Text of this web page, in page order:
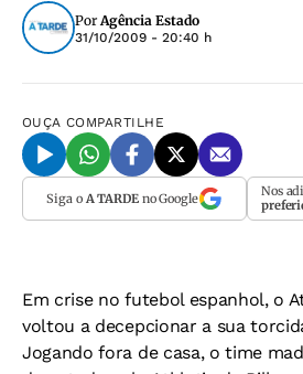
PorAgência Estado
31/10/2009 - 20:40 h
OUÇA COMPARTILHE
Siga o A TARDEno Google Nos
Em crise no futebol espanhol, o
voltou a decepcionar a sua
Jogando fora de casa, o time